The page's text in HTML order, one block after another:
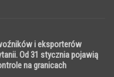
i eksporterów
Od 31 stycznia pojawią
na granicach